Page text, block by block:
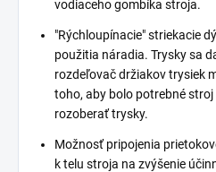
vodiaceho gombíka stroja.
"Rýchloupínacie" striekacie
použitia náradia. Trysky sa
rozdeľovač držiakov trysiek
toho, aby bolo potrebné
rozoberať trysky.
Možnosť pripojenia
k telu stroja na zvýšenie